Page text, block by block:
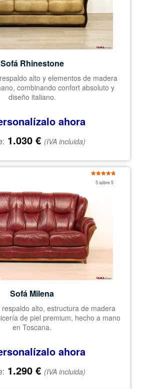
Sofá Rhinestone
alto y elementos de madera
combinando confort absoluto y
diseño italiano.
ahora
1.030 € (IVA incluida)
5 sobre 5
Sofá Milena
alto, estructura de madera
de piel premium, hecho a mano
en Toscana.
ahora
1.290 € (IVA incluida)